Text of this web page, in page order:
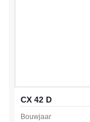
CX 42 D
Bouwjaar